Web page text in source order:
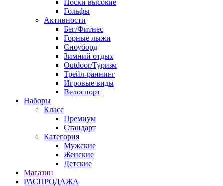
Носки высокие
Гольфы
Активности
Бег/Фитнес
Горные лыжи
Сноуборд
Зимний отдых
Outdoor/Туризм
Трейл-раннинг
Игровые виды
Велоспорт
Наборы
Класс
Премиум
Стандарт
Категория
Мужские
Женские
Детские
Магазин
РАСПРОДАЖА